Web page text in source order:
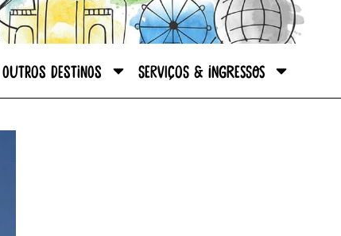
Outros destinos Serviços & Ingressos